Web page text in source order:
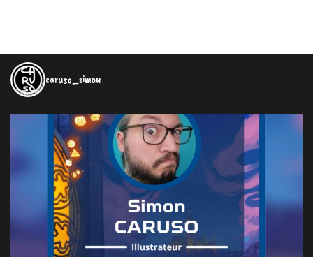
caruso_simon